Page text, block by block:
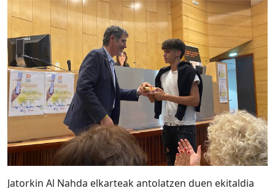
Jatorkin Al Nahda elkarteak antolatzen duen ekitaldia